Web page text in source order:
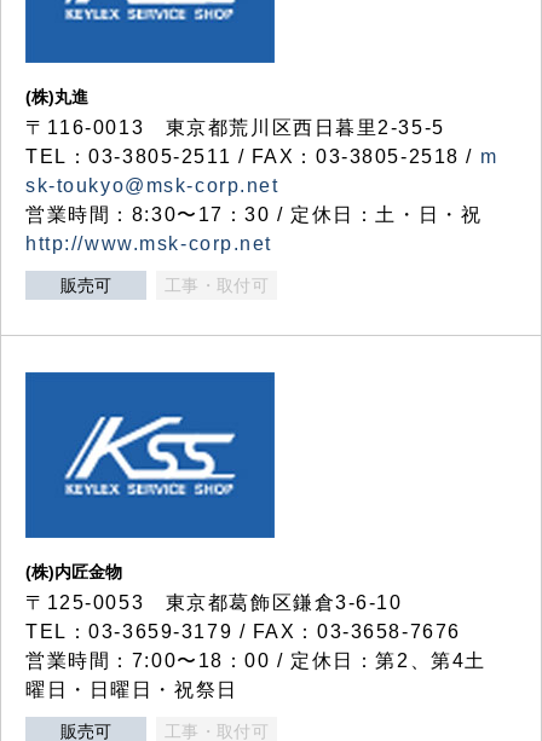
(株)丸進
〒116-0013 東京都荒川区西日暮里2-35-5
TEL：03-3805-2511 / FAX：03-3805-2518 / m
sk-toukyo@msk-corp.net
営業時間：8:30〜17：30 / 定休日：土・日・祝
http://www.msk-corp.net
販売可 工事・取付可
(株)内匠金物
〒125-0053 東京都葛飾区鎌倉3-6-10
TEL：03-3659-3179 / FAX：03-3658-7676
営業時間：7:00〜18：00 / 定休日：第2、第4土
曜日・日曜日・祝祭日
販売可 工事・取付可